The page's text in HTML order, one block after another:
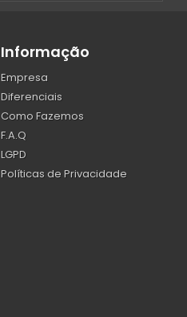
Informação
Empresa
Diferenciais
Como Fazemos
F.A.Q
LGPD
Políticas de Privacidade